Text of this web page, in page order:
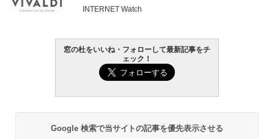
Kindle Paperwhite シグニチャーエディ
ション (32GB) 7インチディスプレイ、明
るさ自動調整、色調調節ライト、12週間
持続バッテリー、広告なし、メタリック
INTERNET Watch
窓の杜をいいね・フォローして最新記事をチ
ェック！
Google 検索で当サイトの記事を優先表示させる